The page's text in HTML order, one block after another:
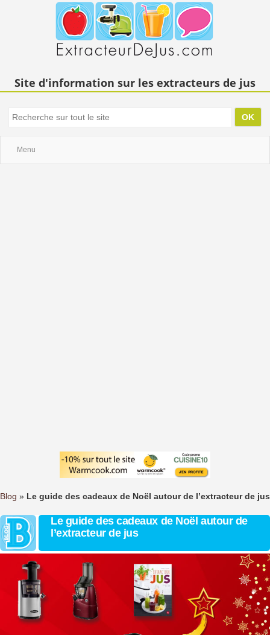
Site d'information sur les extracteurs de jus
Menu
Blog » Le guide des cadeaux de Noël autour de l’extracteur de jus
Le guide des cadeaux de Noël autour de
l’extracteur de jus